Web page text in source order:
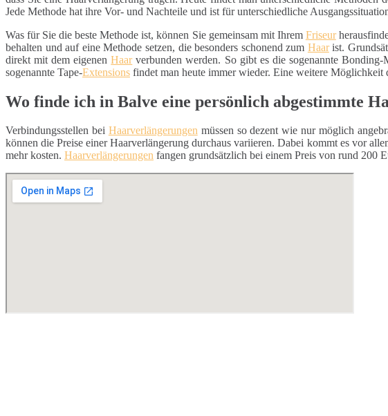
Jede Methode hat ihre Vor- und Nachteile und ist für unterschiedliche
Was für Sie die beste Methode ist, können Sie gemeinsam mit Ihrem Friseur
behalten und auf eine Methode setzen, die besonders schonend zum Haarist.
direkt mit dem eigenenHaarverbunden werden. So gibt es die sogenannte
sogenannte Tape-Extensions findet man heute immer wieder. Eine weitere
Wo finde ich in Balve eine persönlich abgestimmte
Verbindungsstellen bei Haarverlängerungenmüssen so dezent wie nur möglich
können die Preise einer Haarverlängerung durchaus variieren. Dabei kommt es vor
mehr kosten. Haarverlängerungen fangen grundsätzlich bei einem Preis von rund 200